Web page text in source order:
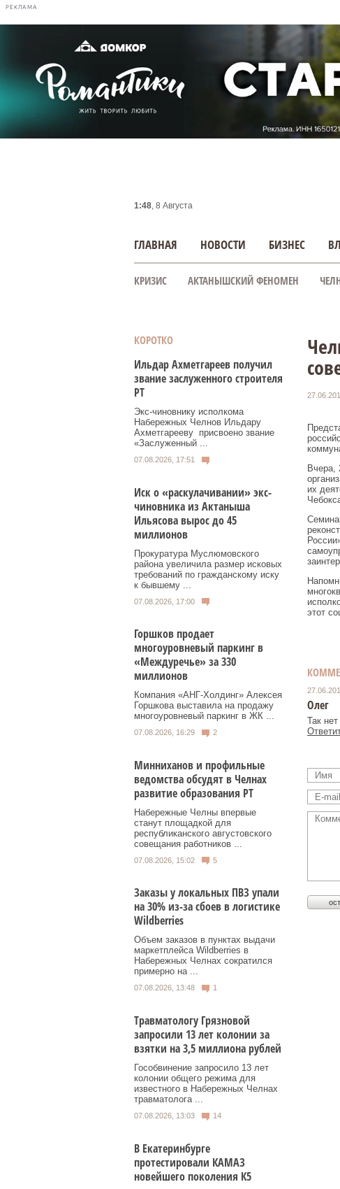
РЕКЛАМА
1:48, 8 Августа
ГЛАВНАЯ НОВОСТИ БИЗНЕС
КРИЗИС АКТАНЫШСКИЙ ФЕНОМЕН
КОРОТКО
Ильдар Ахметгареев получил
звание заслуженного строителя
РТ
Экс‑чиновнику исполкома
Набережных Челнов Ильдару
Ахметгарееву присвоено звание
«Заслуженный ...
07.08.2026, 17:51
Иск о «раскулачивании» экс-
чиновника из Актаныша
Ильясова вырос до 45
миллионов
Прокуратура Муслюмовского
района увеличила размер исковых
требований по гражданскому иску
к бывшему ...
07.08.2026, 17:00
Горшков продает
многоуровневый паркинг в
«Междуречье» за 330
миллионов
Компания «АНГ-Холдинг» Алексея
Горшкова выставила на продажу
многоуровневый паркинг в ЖК ...
07.08.2026, 16:29 2
Минниханов и профильные
ведомства обсудят в Челнах
развитие образования РТ
Набережные Челны впервые
станут площадкой для
республиканского августовского
совещания работников ...
07.08.2026, 15:02 5
Заказы у локальных ПВЗ упали
на 30% из-за сбоев в логистике
Wildberries
Объем заказов в пунктах выдачи
маркетплейса Wildberries в
Набережных Челнах сократился
примерно на ...
07.08.2026, 13:48 1
Травматологу Грязновой
запросили 13 лет колонии за
взятки на 3,5 миллиона рублей
Гособвинение запросило 13 лет
колонии общего режима для
известного в Набережных Челнах
травматолога ...
07.08.2026, 13:03 14
В Екатеринбурге
протестировали КАМАЗ
новейшего поколения К5
Вчера,
их
этот
Олег
Так